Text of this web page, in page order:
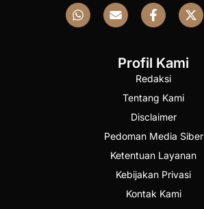
Profil Kami
Redaksi
Tentang Kami
Disclaimer
Pedoman Media Siber
Ketentuan Layanan
Kebijakan Privasi
Kontak Kami